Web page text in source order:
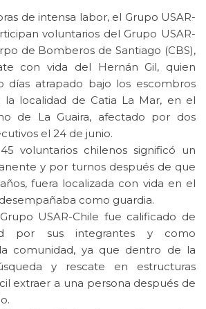
de intensa labor, el Grupo USAR-
voluntarios del Grupo USAR-
de Bomberos de Santiago (CBS),
con vida del Hernán Gil, quien
días atrapado bajo los escombros
localidad de Catia La Mar, en el
de La Guaira, afectado por dos
el 24 de junio.
voluntarios chilenos significó un
y por turnos después de que
fuera localizada con vida en el
como guardia.
USAR-Chile fue calificado de
por sus integrantes y como
comunidad, ya que dentro de la
y rescate en estructuras
extraer a una persona después de